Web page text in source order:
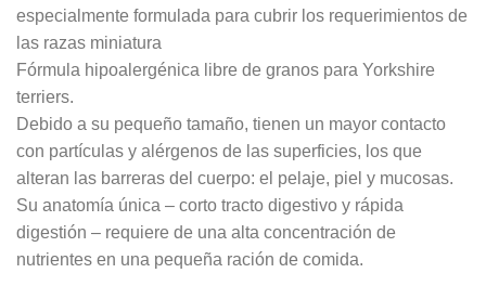
especialmente formulada para cubrir los requerimientos de
las razas miniatura
Fórmula hipoalergénica libre de granos para Yorkshire
terriers.
Debido a su pequeño tamaño, tienen un mayor contacto
con partículas y alérgenos de las superficies, los que
alteran las barreras del cuerpo: el pelaje, piel y mucosas.
Su anatomía única – corto tracto digestivo y rápida
digestión – requiere de una alta concentración de
nutrientes en una pequeña ración de comida.